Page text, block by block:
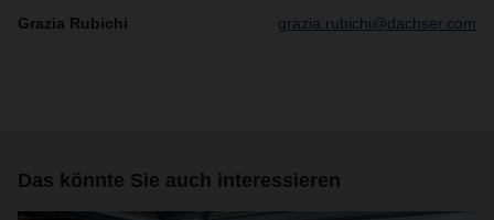
Grazia Rubichi grazia.rubichi@dachser.com
Das könnte Sie auch interessieren